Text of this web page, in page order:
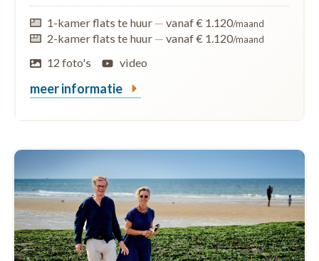
1-kamer flats te huur — vanaf € 1.120/maand
2-kamer flats te huur — vanaf € 1.120/maand
12 foto's video
meer informatie